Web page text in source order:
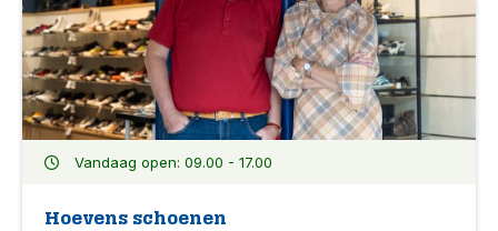
Vandaag open: 09.00 - 17.00
Hoevens schoenen